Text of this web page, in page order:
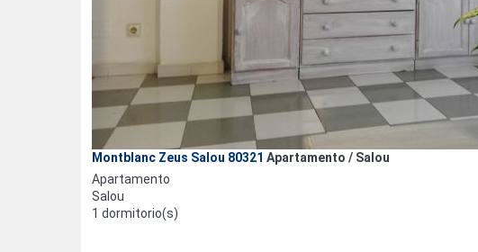
Montblanc Zeus Salou 80321 Apartamento / Salou
Apartamento
Salou
1 dormitorio(s)